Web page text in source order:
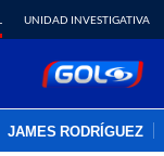
UNIDAD INVESTIGATIVA
JAMES RODRÍGUEZ